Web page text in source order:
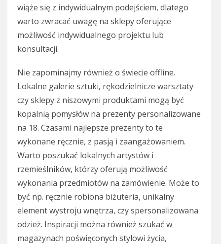
wiąże się z indywidualnym podejściem, dlatego
warto zwracać uwagę na sklepy oferujące
możliwość indywidualnego projektu lub
konsultacji.
Nie zapominajmy również o świecie offline.
Lokalne galerie sztuki, rękodzielnicze warsztaty
czy sklepy z niszowymi produktami mogą być
kopalnią pomysłów na prezenty personalizowane
na 18. Czasami najlepsze prezenty to te
wykonane ręcznie, z pasją i zaangażowaniem.
Warto poszukać lokalnych artystów i
rzemieślników, którzy oferują możliwość
wykonania przedmiotów na zamówienie. Może to
być np. ręcznie robiona biżuteria, unikalny
element wystroju wnętrza, czy spersonalizowana
odzież. Inspiracji można również szukać w
magazynach poświęconych stylowi życia,